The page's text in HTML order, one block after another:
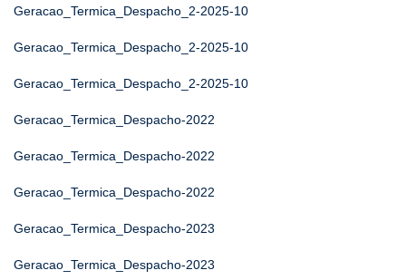
Geracao_Termica_Despacho_2-2025-10
Geracao_Termica_Despacho_2-2025-10
Geracao_Termica_Despacho_2-2025-10
Geracao_Termica_Despacho-2022
Geracao_Termica_Despacho-2022
Geracao_Termica_Despacho-2022
Geracao_Termica_Despacho-2023
Geracao_Termica_Despacho-2023